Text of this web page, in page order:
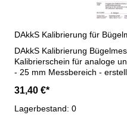
DAkkS Kalibrierung für
DAkkS Kalibrierung
Kalibrierschein für analoge
- 25 mm Messbereich -
angegebenen Werksnormen
31,40 €*
Lagerbestand: 0